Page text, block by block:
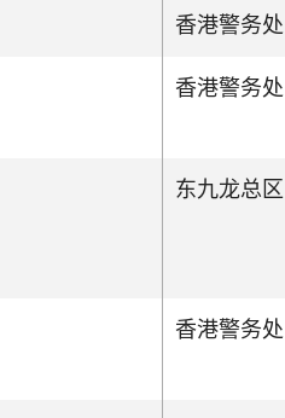
香港警务处
香港警务处
东九龙总区
香港警务处